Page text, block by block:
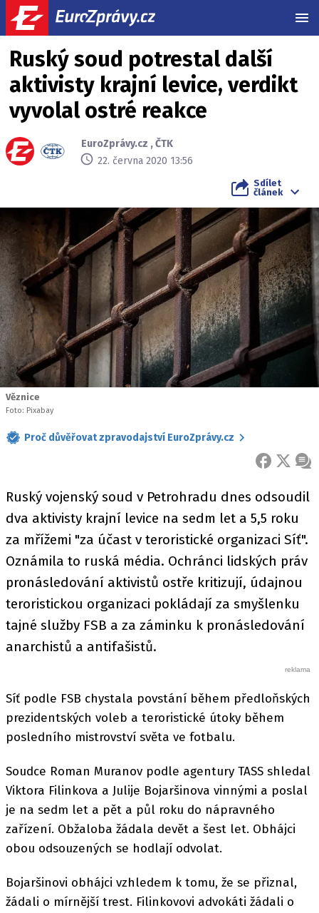
Ruský soud potrestal další
aktivisty krajní levice, verdikt
vyvolal ostré reakce
EuroZprávy.cz ,ČTK
22. června 2020 13:56
Sdílet
článek
Věznice
Foto: Pixabay
Proč důvěřovat zpravodajství EuroZprávy.cz
FACEBOOK
X
Ruský vojenský soud v Petrohradu dnes odsoudil
dva aktivisty krajní levice na sedm let a 5,5 roku
za mřížemi "za účast v teroristické organizaci Síť".
Oznámila to ruská média. Ochránci lidských práv
pronásledování aktivistů ostře kritizují, údajnou
teroristickou organizaci pokládají za smyšlenku
tajné služby FSB a za záminku k pronásledování
anarchistů a antifašistů.
Síť podle FSB chystala povstání během předloňských
prezidentských voleb a teroristické útoky během
posledního mistrovství světa ve fotbalu.
Soudce Roman Muranov podle agentury TASS shledal
Viktora Filinkova a Julije Bojaršinova vinnými a poslal
je na sedm let a pět a půl roku do nápravného
zařízení. Obžaloba žádala devět a šest let. Obhájci
obou odsouzených se hodlají odvolat.
Bojaršinovi obhájci vzhledem k tomu, že se přiznal,
žádali o mírnější trest. Filinkovovi advokáti žádali o